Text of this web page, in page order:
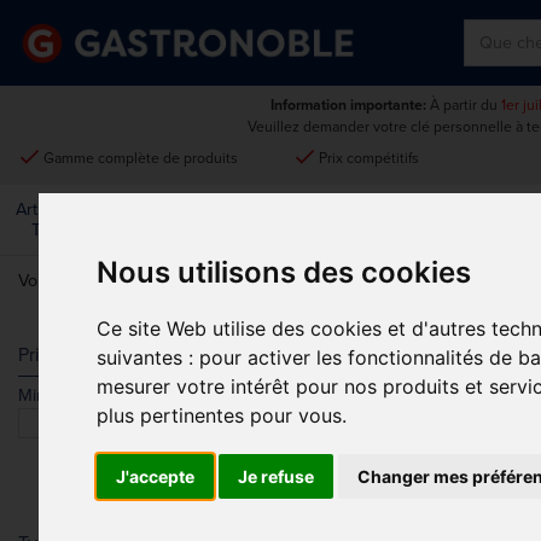
Nous utilisons des cookies
Ce site Web utilise des cookies et d'autres
suivantes : pour activer les fonctionnalités de
mesurer votre intérêt pour nos produits et
plus pertinentes pour vous.
J'accepte Je refuse Changer mes
Information importante: À partir du 1er
Veuillez demander votre clé personnelle à
done Gamme complète de produits done Prix compétitifs
Art De La
Table
Vous êtes ici:Accueil > Art de la table >Linge de table >Serviettes
Prix
Min. Max.